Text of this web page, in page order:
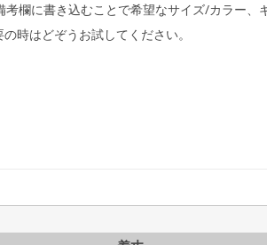
考欄に書き込むことで希望なサイズ/カラー、
時はどぞうお試してください。